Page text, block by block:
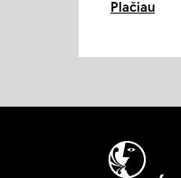
Plačiau